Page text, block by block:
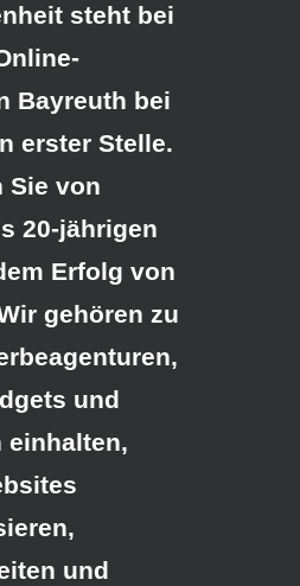
steht bei
Bayreuth bei
erster Stelle.
Sie von
20-jährigen
Erfolg von
gehören zu
und
einhalten,
und